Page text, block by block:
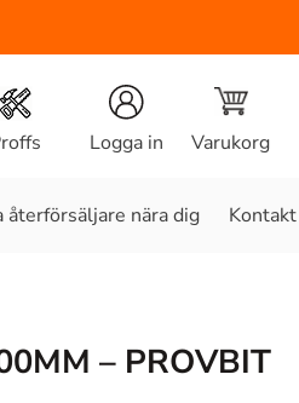
Logga in Varukorg
återförsäljare nära dig Kontakt
– PROVBIT